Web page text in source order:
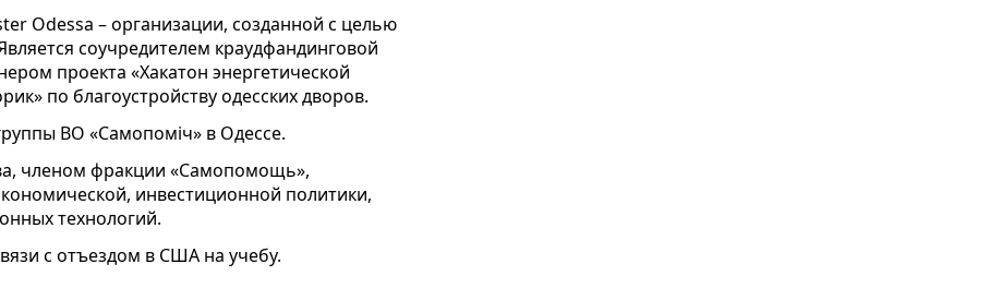
Odessa – организации, созданной с целью
соучредителем краудфандинговой
проекта «Хакатон энергетической
по благоустройству одесских дворов.
ВО «Самопоміч» в Одессе.
членом фракции «Самопомощь»,
инвестиционной политики,
технологий.
с отъездом в США на учебу.